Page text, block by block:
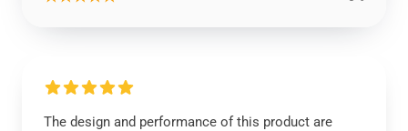
The design and performance of this product are